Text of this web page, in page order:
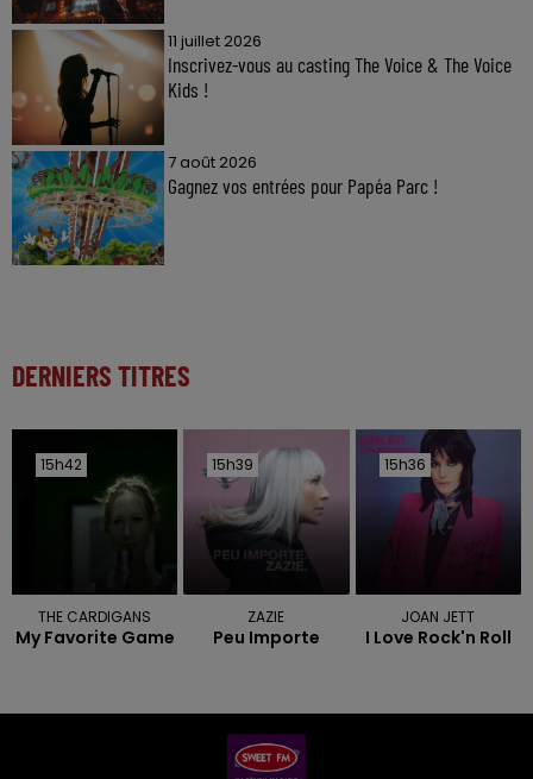
11 juillet 2026
Inscrivez-vous au casting The Voice & The Voice
Kids !
7 août 2026
Gagnez vos entrées pour Papéa Parc !
DERNIERS TITRES
15h42
15h42
THE CARDIGANS
My Favorite Game
15h39
15h39
ZAZIE
Peu Importe
15h36
15h36
JOAN JETT
I Love Rock'n Roll